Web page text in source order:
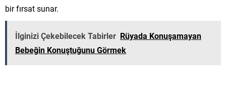
bir fırsat sunar.
İlginizi Çekebilecek Tabirler Rüyada Konuşamayan
Bebeğin Konuştuğunu Görmek